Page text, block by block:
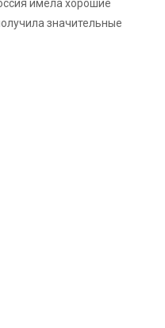
имела хорошие
значительные